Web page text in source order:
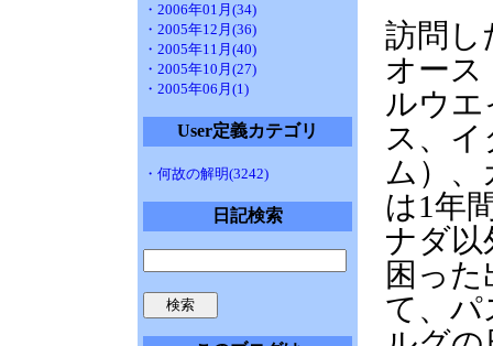
・2006年01月(34)
・2005年12月(36)
・2005年11月(40)
・2005年10月(27)
・2005年06月(1)
User定義カテゴリ
・何故の解明(3242)
日記検索
訪問し
オー
ルウ
ス、
ム）、
は1年
ナダ以
困っ
て、パ